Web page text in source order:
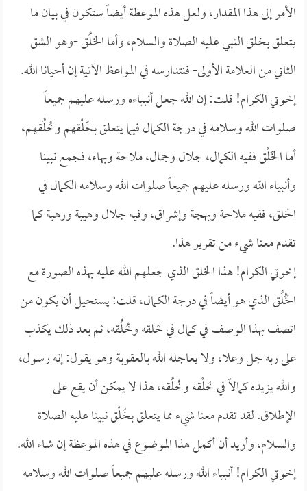
الأمر إلى هذا المقدار، ولعل هذه الموعظة أيضاً ستكون في بيان ما
يتعلق بخلق النبي عليه الصلاة والسلام، وأما الخلُق -وهو الشق
الثاني من العلامة الأولى- فنتدارسه في المواعظ الآتية إن أحيانا الله.
إخوتي الكرام! قلت: إن الله جعل أنبياءه ورسله عليهم جميعاً
صلوات الله وسلامه في درجة الكمال فيما يتعلق بخَلْقهم وخُلُقهم،
أما الخَلْق ففيه الكمال، جلال وجمال، ملاحة وبهاء، فجمع نبينا
وأنبياء الله ورسله عليهم جميعاً صلوات الله وسلامه الكمال في
الخلق، ففيه ملاحة وبهجة وإشراق، وفيه جلال وهيبة ورهبة كما
تقدم معنا شيء من تقرير هذا.
إخوتي الكرام! هذا الخلق الذي جعلهم الله عليه بهذه الصورة مع
الخُلُق الذي هو أيضاً في درجة الكمال، قلت: يستحيل أن يكون من
اتصف بهذا الوصف في كمال في خَلقه وخُلُقه، ثم بعد ذلك يكذب
على ربه جل وعلا، ولا يعاجله الله بالعقوبة وهو يقول: إنه رسول،
والله يزيده كمالاً في خَلْقه وخُلُقه، هذا لا يمكن أن يقع على
الإطلاق. لقد تقدم معنا شيء مما يتعلق بخَلْق نبينا عليه الصلاة
والسلام، وأريد أن أكمل هذا الموضوع في هذه الموعظة إن شاء الله.
إخوتي الكرام! أنبياء الله ورسله عليهم جميعاً صلوات الله وسلامه